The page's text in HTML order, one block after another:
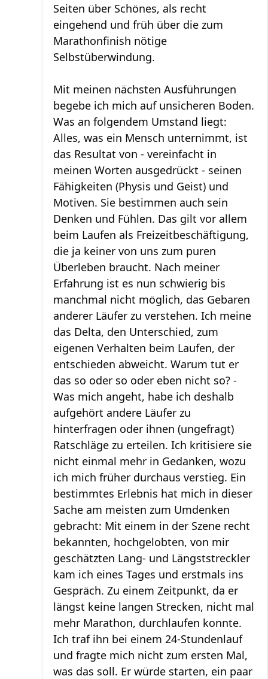
Seiten über Schönes, als recht
eingehend und früh über die zum
Marathonfinish nötige
Selbstüberwindung.
Mit meinen nächsten Ausführungen
begebe ich mich auf unsicheren Boden.
Was an folgendem Umstand liegt:
Alles, was ein Mensch unternimmt, ist
das Resultat von - vereinfacht in
meinen Worten ausgedrückt - seinen
Fähigkeiten (Physis und Geist) und
Motiven. Sie bestimmen auch sein
Denken und Fühlen. Das gilt vor allem
beim Laufen als Freizeitbeschäftigung,
die ja keiner von uns zum puren
Überleben braucht. Nach meiner
Erfahrung ist es nun schwierig bis
manchmal nicht möglich, das Gebaren
anderer Läufer zu verstehen. Ich meine
das Delta, den Unterschied, zum
eigenen Verhalten beim Laufen, der
entschieden abweicht. Warum tut er
das so oder so oder eben nicht so? -
Was mich angeht, habe ich deshalb
aufgehört andere Läufer zu
hinterfragen oder ihnen (ungefragt)
Ratschläge zu erteilen. Ich kritisiere sie
nicht einmal mehr in Gedanken, wozu
ich mich früher durchaus verstieg. Ein
bestimmtes Erlebnis hat mich in dieser
Sache am meisten zum Umdenken
gebracht: Mit einem in der Szene recht
bekannten, hochgelobten, von mir
geschätzten Lang- und Längststreckler
kam ich eines Tages und erstmals ins
Gespräch. Zu einem Zeitpunkt, da er
längst keine langen Strecken, nicht mal
mehr Marathon, durchlaufen konnte.
Ich traf ihn bei einem 24-Stundenlauf
und fragte mich nicht zum ersten Mal,
was das soll. Er würde starten, ein paar